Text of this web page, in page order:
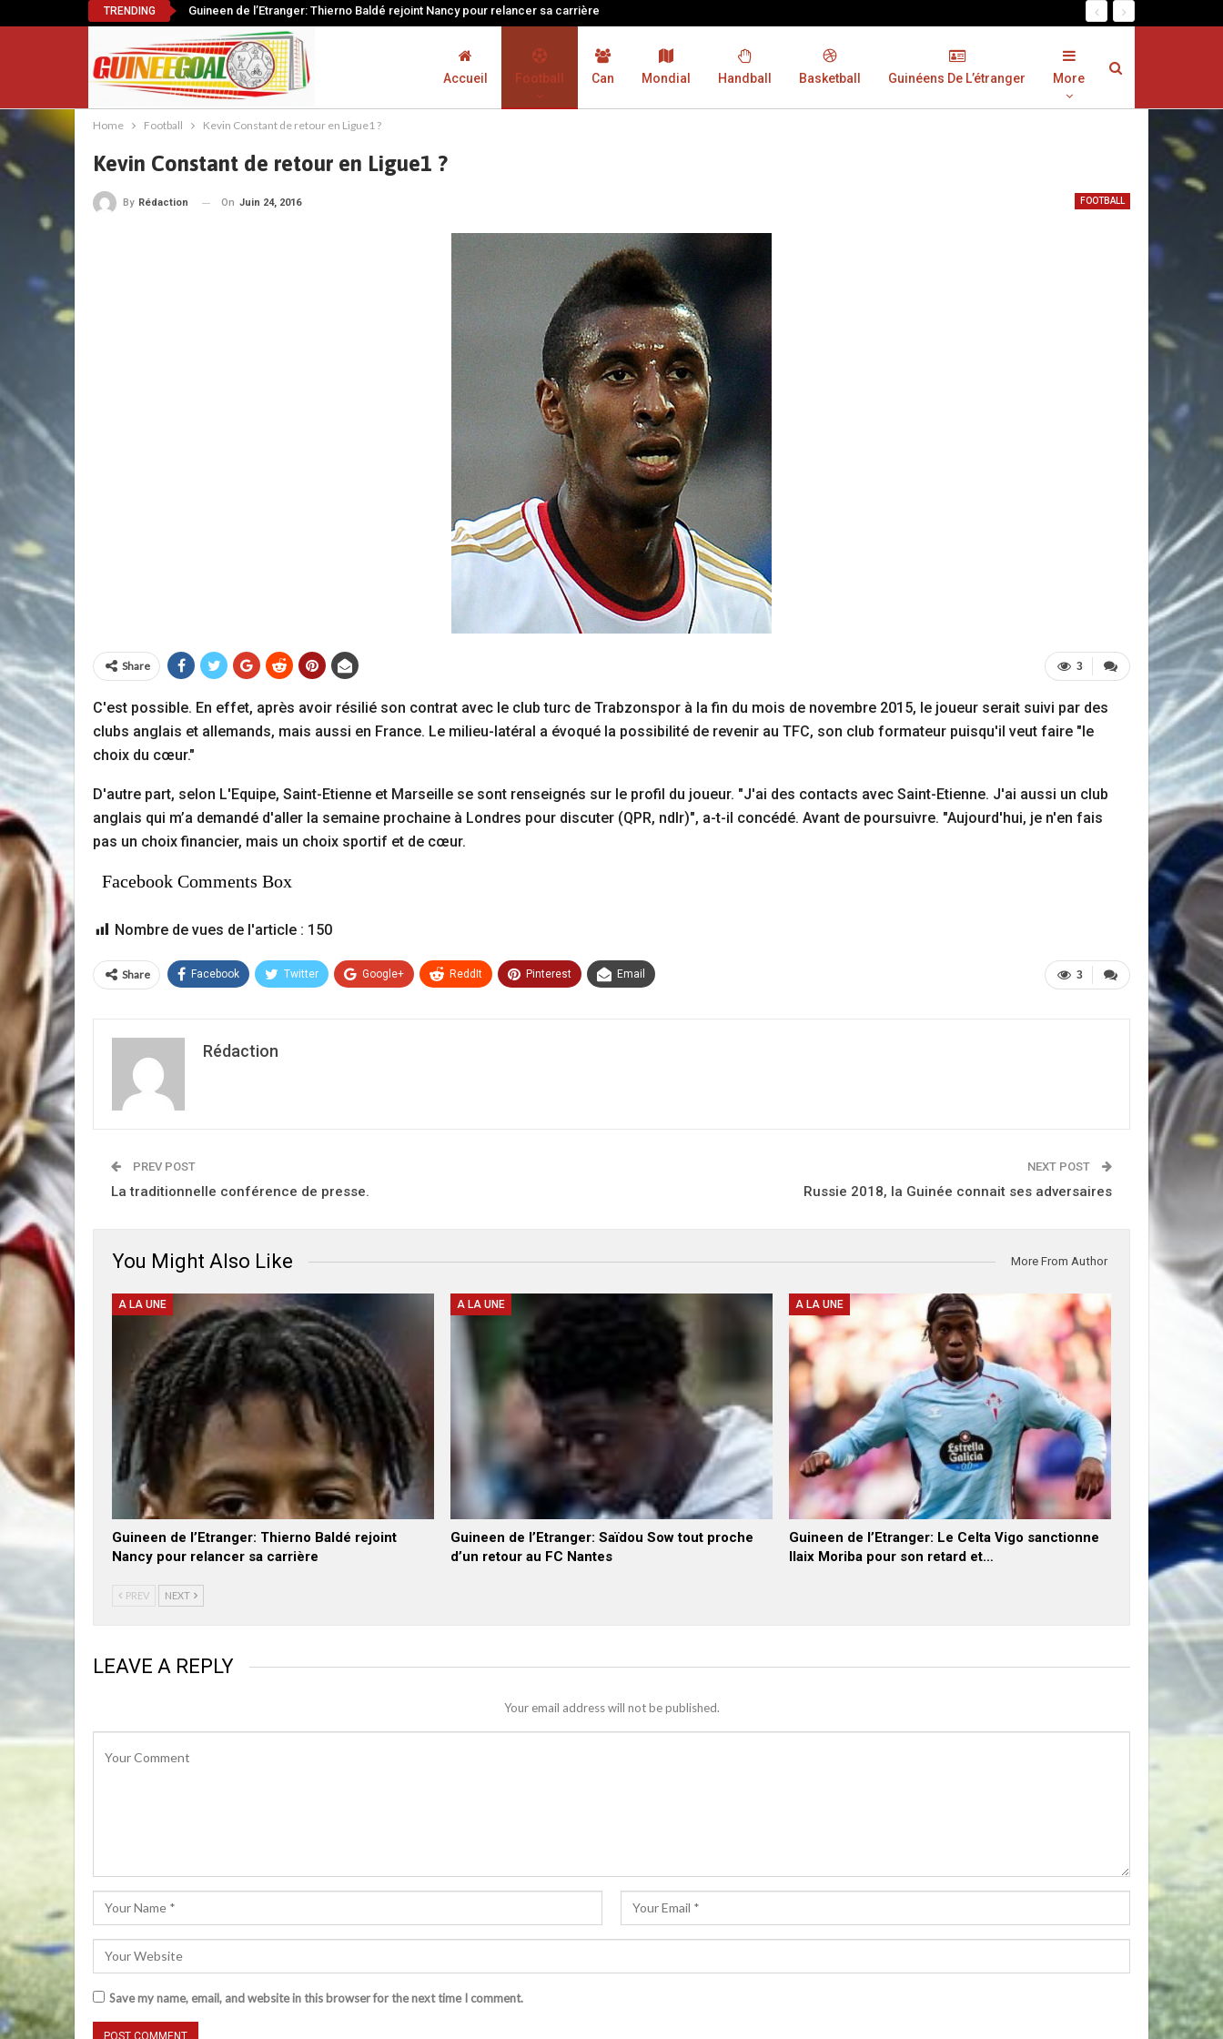
TRENDING Guineen de l’Etranger: Thierno Baldé rejoint Nancy pour relancer sa carrière
Accueil Football Can Mondial Handball Basketball Guinéens De L’étranger More
Home Football Kevin Constant de retour en Ligue1 ?
Kevin Constant de retour en Ligue1 ?
FOOTBALL
By Rédaction On Juin 24, 2016
3
Share
C'est possible. En effet, après avoir résilié son contrat avec le club turc de Trabzonspor à la fin du mois de novembre 2015, le joueur serait suivi par des
clubs anglais et allemands, mais aussi en France. Le milieu-latéral a évoqué la possibilité de revenir au TFC, son club formateur puisqu'il veut faire "le
choix du cœur."
D'autre part, selon L'Equipe, Saint-Etienne et Marseille se sont renseignés sur le profil du joueur. "J'ai des contacts avec Saint-Etienne. J'ai aussi un club
anglais qui m’a demandé d'aller la semaine prochaine à Londres pour discuter (QPR, ndlr)", a-t-il concédé. Avant de poursuivre. "Aujourd'hui, je n'en fais
pas un choix financier, mais un choix sportif et de cœur.
Facebook Comments Box
Nombre de vues de l'article : 150
3
Share Facebook Twitter Google+ ReddIt Pinterest Email
Rédaction
PREV POST
La traditionnelle conférence de presse.
NEXT POST
Russie 2018, la Guinée connait ses adversaires
You Might Also Like More From Author
A LA UNE
Guineen de l’Etranger: Thierno Baldé rejoint
Nancy pour relancer sa carrière
A LA UNE
Guineen de l’Etranger: Saïdou Sow tout proche
d’un retour au FC Nantes
A LA UNE
Guineen de l’Etranger: Le Celta Vigo sanctionne
Ilaix Moriba pour son retard et…
PREV NEXT
LEAVE A REPLY
Your email address will not be published.
Save my name, email, and website in this browser for the next time I comment.